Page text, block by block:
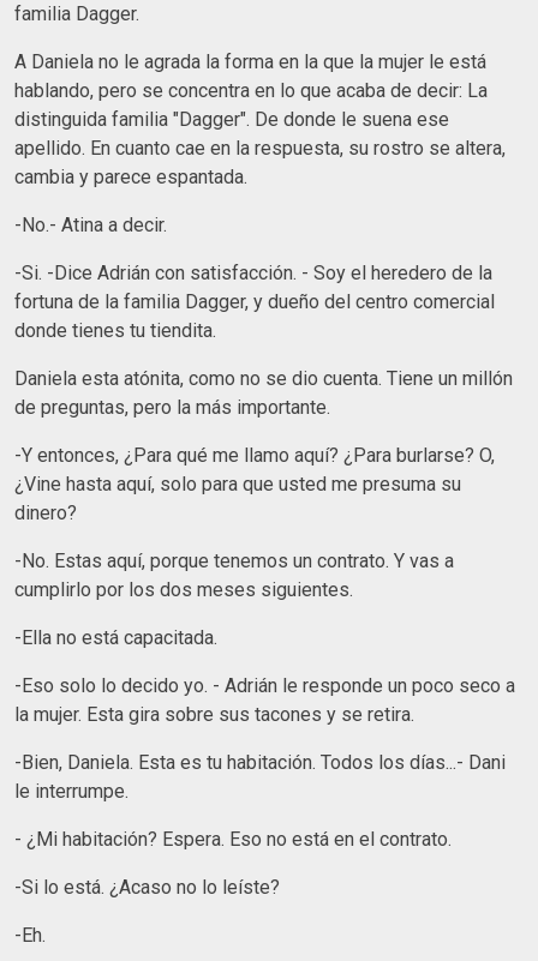
familia Dagger.
A Daniela no le agrada la forma en la que la mujer le está
hablando, pero se concentra en lo que acaba de decir: La
distinguida familia "Dagger". De donde le suena ese
apellido. En cuanto cae en la respuesta, su rostro se altera,
cambia y parece espantada.
-No.- Atina a decir.
-Si. -Dice Adrián con satisfacción. - Soy el heredero de la
fortuna de la familia Dagger, y dueño del centro comercial
donde tienes tu tiendita.
Daniela esta atónita, como no se dio cuenta. Tiene un millón
de preguntas, pero la más importante.
-Y entonces, ¿Para qué me llamo aquí? ¿Para burlarse? O,
¿Vine hasta aquí, solo para que usted me presuma su
dinero?
-No. Estas aquí, porque tenemos un contrato. Y vas a
cumplirlo por los dos meses siguientes.
-Ella no está capacitada.
-Eso solo lo decido yo. - Adrián le responde un poco seco a
la mujer. Esta gira sobre sus tacones y se retira.
-Bien, Daniela. Esta es tu habitación. Todos los días...- Dani
le interrumpe.
- ¿Mi habitación? Espera. Eso no está en el contrato.
-Si lo está. ¿Acaso no lo leíste?
-Eh.